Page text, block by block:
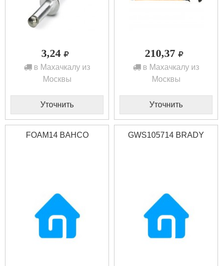
3,24
в Махачкалу из
Москвы
Уточнить
210,37
в Махачкалу из
Москвы
Уточнить
FOAM14 BAHCO GWS105714 BRADY